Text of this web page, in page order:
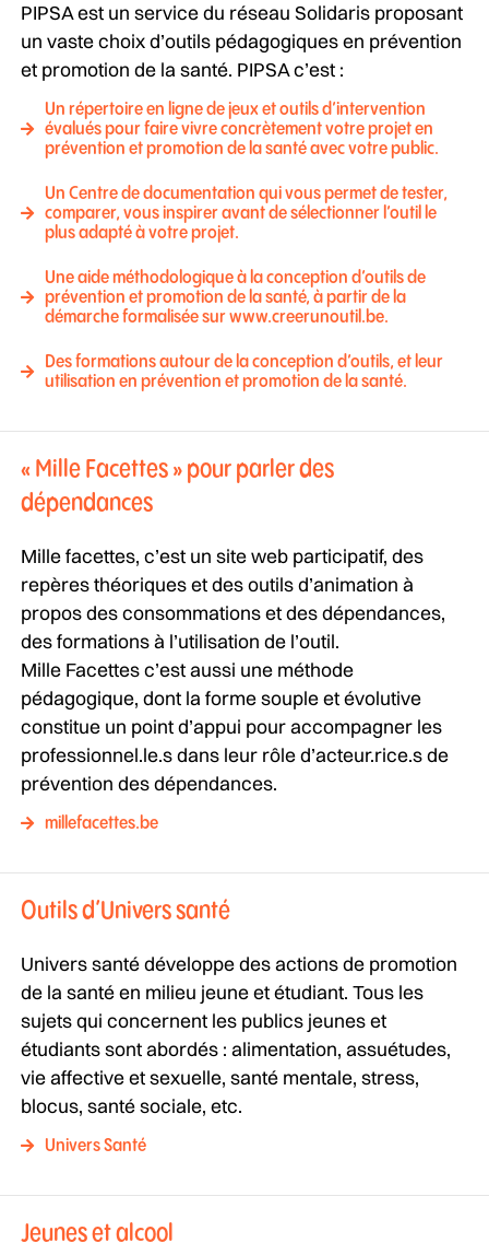
PIPSA est un service du réseau Solidaris proposant
un vaste choix d’outils pédagogiques en prévention
et promotion de la santé. PIPSA c’est :
Un répertoire en ligne de jeux et outils d’intervention
évalués pour faire vivre concrètement votre projet en
prévention et promotion de la santé avec votre public.
Un Centre de documentation qui vous permet de tester,
comparer, vous inspirer avant de sélectionner l’outil le
plus adapté à votre projet.
Une aide méthodologique à la conception d’outils de
prévention et promotion de la santé, à partir de la
démarche formalisée sur www.creerunoutil.be.
Des formations autour de la conception d’outils, et leur
utilisation en prévention et promotion de la santé.
« Mille Facettes » pour parler des
dépendances
Mille facettes, c’est un site web participatif, des
repères théoriques et des outils d’animation à
propos des consommations et des dépendances,
des formations à l’utilisation de l’outil.
Mille Facettes c’est aussi une méthode
pédagogique, dont la forme souple et évolutive
constitue un point d’appui pour accompagner les
professionnel.le.s dans leur rôle d’acteur.rice.s de
prévention des dépendances.
millefacettes.be
Outils d’Univers santé
Univers santé développe des actions de promotion
de la santé en milieu jeune et étudiant. Tous les
sujets qui concernent les publics jeunes et
étudiants sont abordés : alimentation, assuétudes,
vie affective et sexuelle, santé mentale, stress,
blocus, santé sociale, etc.
Univers Santé
Jeunes et alcool